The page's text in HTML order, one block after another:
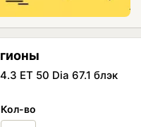
ET 50 Dia 67.1 блэк
Кол-во